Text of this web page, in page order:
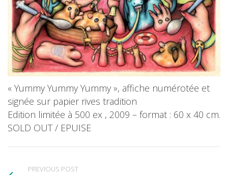
« Yummy Yummy Yummy », affiche numérotée et
signée sur papier rives tradition
Edition limitée à 500 ex , 2009 – format : 60 x 40 cm.
SOLD OUT / EPUISE
PREVIOUS POST